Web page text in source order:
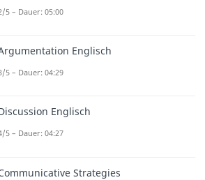
5 – Dauer: 05:00
Englisch
5 – Dauer: 04:29
Englisch
5 – Dauer: 04:27
Strategies